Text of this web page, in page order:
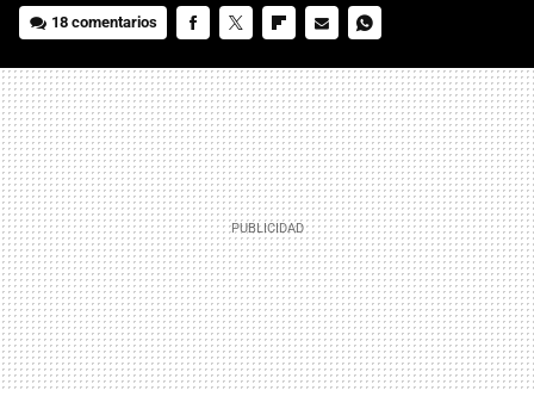
18 comentarios
MAIL